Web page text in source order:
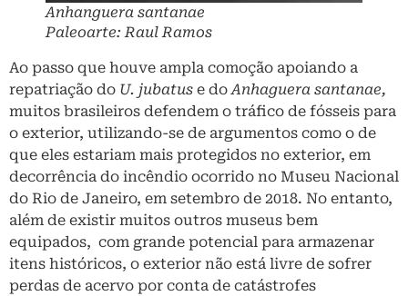
Anhanguera santanae
Paleoarte: Raul Ramos
Ao passo que houve ampla comoção apoiando a
repatriação do U. jubatus e doAnhaguera santanae,
muitos brasileiros defendem o tráfico de fósseis para
o exterior, utilizando-se de argumentos como o de
que eles estariam mais protegidos no exterior, em
decorrência do incêndio ocorrido no Museu Nacional
do Rio de Janeiro, em setembro de 2018. No entanto,
além de existir muitos outros museus bem
equipados, com grande potencial para armazenar
itens históricos, o exterior não está livre de sofrer
perdas de acervo por conta de catástrofes